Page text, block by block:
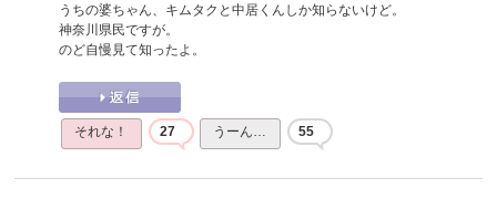
うちの婆ちゃん、キムタクと中居くんしか知らないけど。
神奈川県民ですが。
のど自慢見て知ったよ。
それな！ 27 うーん… 55